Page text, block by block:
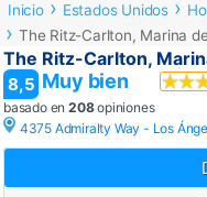
Inicio Estados Unidos
The Ritz-Carlton, Marina
The Ritz-Carlton,
8,5 Muy bien
basado en 208opiniones
4375 Admiralty Way - Los